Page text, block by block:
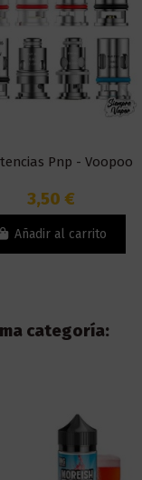
Pnp - Voopoo
3,50 €
Añadir al carrito
categoría: